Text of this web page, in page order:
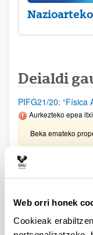
Web orri honek
Cookieak
Deialdi
PIFG21/20: “Física
Aurkezteko epea
Beka emateko
Doktoretza aurreko
00etan
PIFG21/18: